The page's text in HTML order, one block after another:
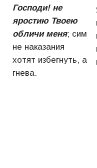
Господи! не
яростию Твоею
обличи меня; сим
не наказания
хотят избегнуть, а
гнева.